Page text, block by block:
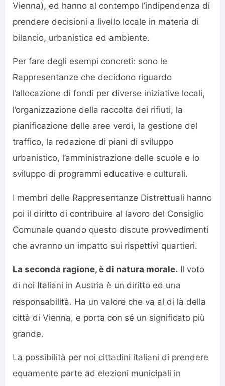
Vienna), ed hanno al contempo l’indipendenza di
prendere decisioni a livello locale in materia di
bilancio, urbanistica ed ambiente.
Per fare degli esempi concreti: sono le
Rappresentanze che decidono riguardo
l’allocazione di fondi per diverse iniziative locali,
l’organizzazione della raccolta dei rifiuti, la
pianificazione delle aree verdi, la gestione del
traffico, la redazione di piani di sviluppo
urbanistico, l’amministrazione delle scuole e lo
sviluppo di programmi educative e culturali.
I membri delle Rappresentanze Distrettuali hanno
poi il diritto di contribuire al lavoro del Consiglio
Comunale quando questo discute provvedimenti
che avranno un impatto sui rispettivi quartieri.
La seconda ragione, è di natura morale. Il voto
di noi Italiani in Austria è un diritto ed una
responsabilità. Ha un valore che va al di là della
città di Vienna, e porta con sé un significato più
grande.
La possibilità per noi cittadini italiani di prendere
equamente parte ad elezioni municipali in